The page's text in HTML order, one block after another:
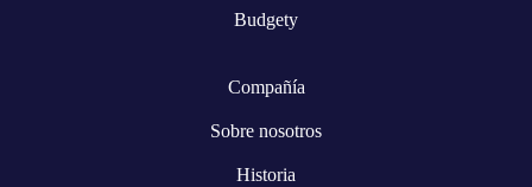
Budgety
Compañía
Sobre nosotros
Historia